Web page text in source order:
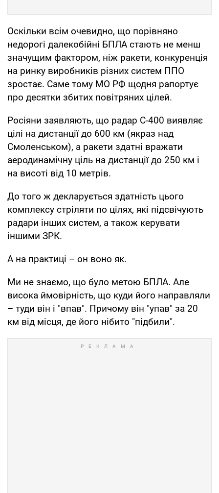
Оскільки всім очевидно, що порівняно
недорогі далекобійні БПЛА стають не менш
значущим фактором, ніж ракети, конкуренція
на ринку виробників різних систем ППО
зростає. Саме тому МО РФ щодня рапортує
про десятки збитих повітряних цілей.
Росіяни заявляють, що радар С-400 виявляє
цілі на дистанції до 600 км (якраз над
Смоленськом), а ракети здатні вражати
аеродинамічну ціль на дистанції до 250 км і
на висоті від 10 метрів.
До того ж декларується здатність цього
комплексу стріляти по цілях, які підсвічують
радари інших систем, а також керувати
іншими ЗРК.
А на практиці – он воно як.
Ми не знаємо, що було метою БПЛА. Але
висока ймовірність, що куди його направляли
– туди він і "впав". Причому він "упав" за 20
км від місця, де його нібито "підбили".